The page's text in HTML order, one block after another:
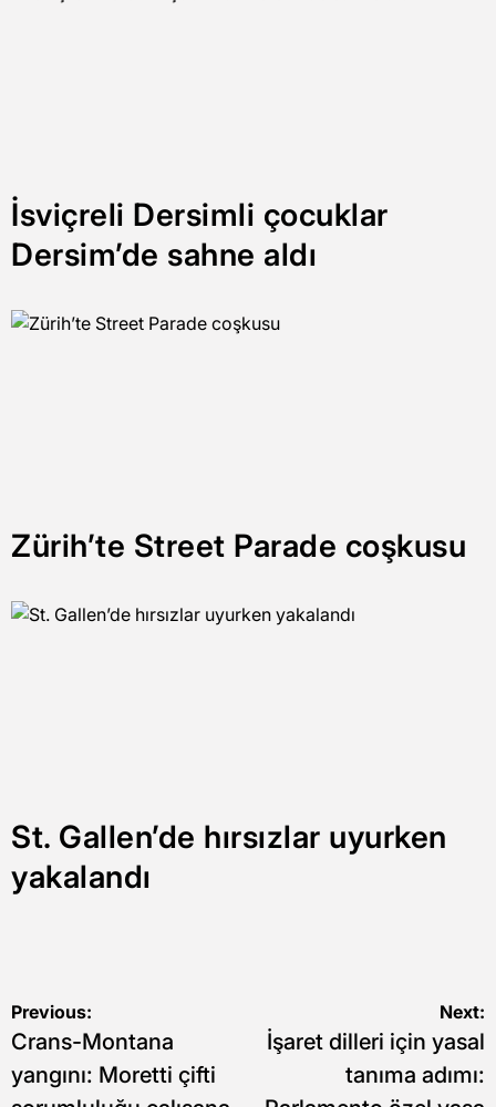
İsviçreli Dersimli çocuklar
Dersim’de sahne aldı
Zürih’te Street Parade coşkusu
St. Gallen’de hırsızlar uyurken
yakalandı
Yazı
gezinmesi
Previous:
Crans-Montana
yangını: Moretti çifti
Next:
İşaret dilleri için yasal
tanıma adımı: